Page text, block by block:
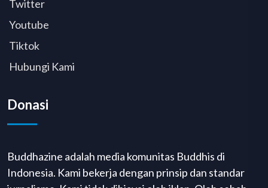
Twitter
Youtube
Tiktok
Hubungi Kami
Donasi
Buddhazine adalah media komunitas Buddhis di
Indonesia. Kami bekerja dengan prinsip dan standar